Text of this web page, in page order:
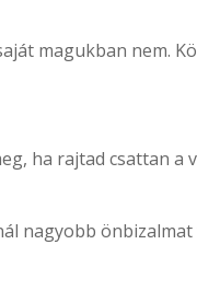
magukban nem.
ha rajtad csattan a
nagyobb